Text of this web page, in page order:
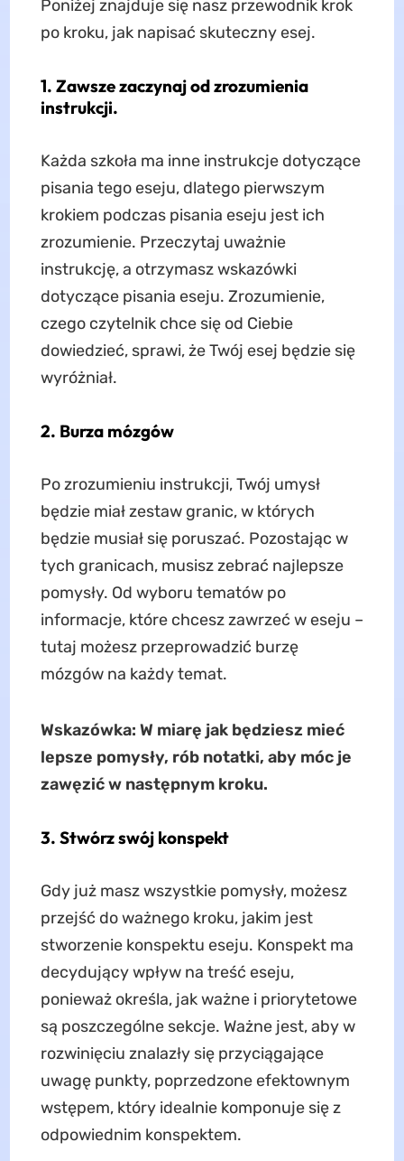
Poniżej znajduje się nasz przewodnik krok
po kroku, jak napisać skuteczny esej.
1. Zawsze zaczynaj od zrozumienia
instrukcji.
Każda szkoła ma inne instrukcje dotyczące
pisania tego eseju, dlatego pierwszym
krokiem podczas pisania eseju jest ich
zrozumienie. Przeczytaj uważnie
instrukcję, a otrzymasz wskazówki
dotyczące pisania eseju. Zrozumienie,
czego czytelnik chce się od Ciebie
dowiedzieć, sprawi, że Twój esej będzie się
wyróżniał.
2. Burza mózgów
Po zrozumieniu instrukcji, Twój umysł
będzie miał zestaw granic, w których
będzie musiał się poruszać. Pozostając w
tych granicach, musisz zebrać najlepsze
pomysły. Od wyboru tematów po
informacje, które chcesz zawrzeć w eseju –
tutaj możesz przeprowadzić burzę
mózgów na każdy temat.
Wskazówka: W miarę jak będziesz mieć
lepsze pomysły, rób notatki, aby móc je
zawęzić w następnym kroku.
3. Stwórz swój konspekt
Gdy już masz wszystkie pomysły, możesz
przejść do ważnego kroku, jakim jest
stworzenie konspektu eseju. Konspekt ma
decydujący wpływ na treść eseju,
ponieważ określa, jak ważne i priorytetowe
są poszczególne sekcje. Ważne jest, aby w
rozwinięciu znalazły się przyciągające
uwagę punkty, poprzedzone efektownym
wstępem, który idealnie komponuje się z
odpowiednim konspektem.